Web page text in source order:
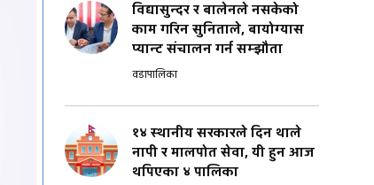
विद्यासुन्दर र बालेनले नसकेको
काम गरिन सुनिताले, बायोग्यास
प्यान्ट संचालन गर्न सम्झौता
वडापालिका
१४ स्थानीय सरकारले दिन थाले
नापी र मालपोत सेवा, यी हुन आज
थपिएका ४ पालिका